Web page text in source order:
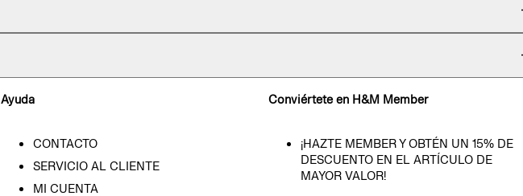
Ayuda
CONTACTO
SERVICIO AL CLIENTE
MI CUENTA
Conviértete en H&M Member
¡HAZTE MEMBER Y OBTÉN UN 15% DE
DESCUENTO EN EL ARTÍCULO DE
MAYOR VALOR!